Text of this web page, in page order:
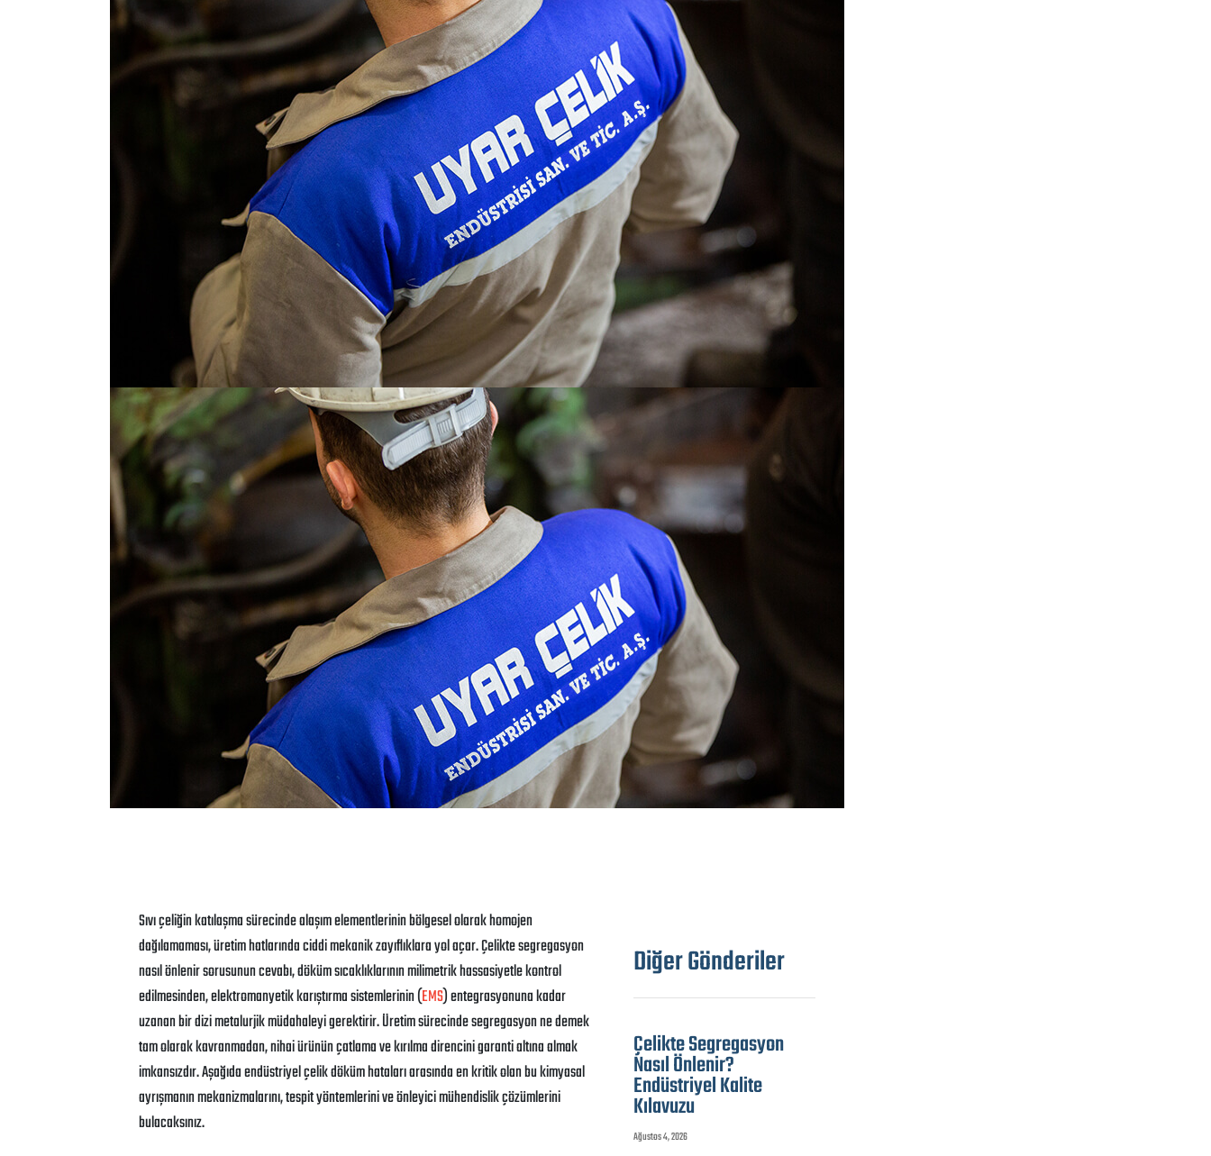
Sıvı çeliğin katılaşma sürecinde alaşım elementlerinin bölgesel olarak homojen
dağılamaması, üretim hatlarında ciddi mekanik zayıflıklara yol açar. Çelikte segregasyon
nasıl önlenir sorusunun cevabı, döküm sıcaklıklarının milimetrik hassasiyetle kontrol
edilmesinden, elektromanyetik karıştırma sistemlerinin (EMS) entegrasyonuna kadar
uzanan bir dizi metalurjik müdahaleyi gerektirir. Üretim sürecinde segregasyon ne demek
tam olarak kavranmadan, nihai ürünün çatlama ve kırılma direncini garanti altına almak
imkansızdır. Aşağıda endüstriyel çelik döküm hataları arasında en kritik olan bu kimyasal
ayrışmanın mekanizmalarını, tespit yöntemlerini ve önleyici mühendislik çözümlerini
bulacaksınız.
Diğer Gönderiler
Çelikte Segregasyon
Nasıl Önlenir?
Endüstriyel Kalite
Kılavuzu
Ağustos 4, 2026